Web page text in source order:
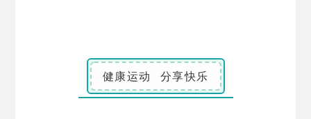
健康运动 分享快乐